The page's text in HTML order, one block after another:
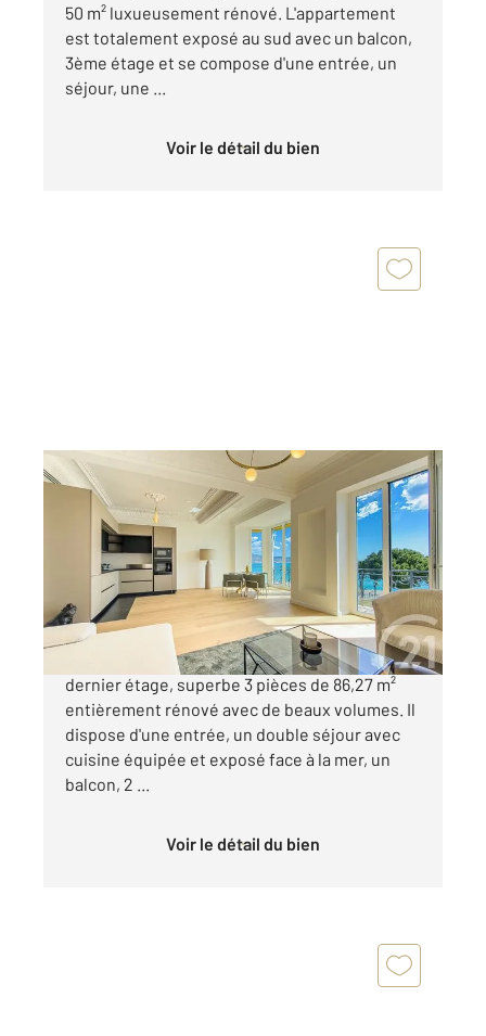
50 m² luxueusement rénové. L'appartement
est totalement exposé au sud avec un balcon,
3ème étage et se compose d'une entrée, un
séjour, une ...
Voir le détail du bien
NICE 06
86,27 m
, 3 pièces
Ref : 596
Appartement F3 à vendre
849 000 €
NICE - PROMENADE DES ANGLAIS: Avant
dernier étage, superbe 3 pièces de 86,27 m²
entièrement rénové avec de beaux volumes. Il
dispose d'une entrée, un double séjour avec
cuisine équipée et exposé face à la mer, un
balcon, 2 ...
Voir le détail du bien